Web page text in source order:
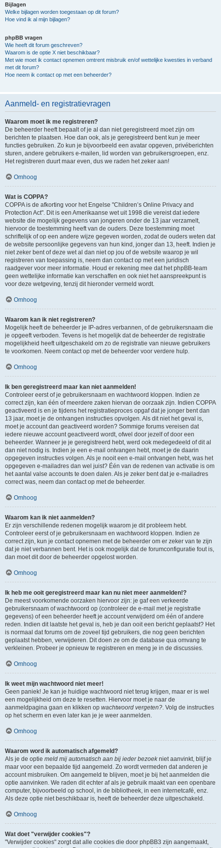
Bijlagen
Welke bijlagen worden toegestaan op dit forum?
Hoe vind ik al mijn bijlagen?
phpBB vragen
Wie heeft dit forum geschreven?
Waarom is de optie X niet beschikbaar?
Met wie moet ik contact opnemen omtrent misbruik en/of wettelijke kwesties in verband
met dit forum?
Hoe neem ik contact op met een beheerder?
Aanmeld- en registratievragen
Waarom moet ik me registreren?
De beheerder heeft bepaalt of je al dan niet geregistreerd moet zijn om
berichten te plaatsen. Hoe dan ook, als je geregistreerd bent kun je meer
functies gebruiken. Zo kun je bijvoorbeeld een avatar opgeven, privéberichten
sturen, andere gebruikers e-mailen, lid worden van gebruikersgroepen, enz.
Het registreren duurt maar even, dus we raden het zeker aan!
Omhoog
Wat is COPPA?
COPPA is de afkorting voor het Engelse "Children’s Online Privacy and
Protection Act". Dit is een Amerikaanse wet uit 1998 die vereist dat iedere
website die mogelijk gegevens van jongeren onder de 13 jaar verzamelt,
hiervoor de toestemming heeft van de ouders. Deze toestemming moet
schriftelijk of op een andere wijze gegeven worden, zodat de ouders weten dat
de website persoonlijke gegevens van hun kind, jonger dan 13, heeft. Indien je
niet zeker bent of deze wet al dan niet op jou of de website waarop je wil
registreren van toepassing is, neem dan contact op met een juridisch
raadgever voor meer informatie. Houd er rekening mee dat het phpBB-team
geen wettelijke informatie kan verschaffen en ook niet het aanspreekpunt is
voor deze wetgeving, tenzij dit hieronder vermeld wordt.
Omhoog
Waarom kan ik niet registreren?
Mogelijk heeft de beheerder je IP-adres verbannen, of de gebruikersnaam die
je opgeeft verboden. Tevens is het mogelijk dat de beheerder de registratie
mogelijkheid heeft uitgeschakeld om zo de registratie van nieuwe gebruikers
te voorkomen. Neem contact op met de beheerder voor verdere hulp.
Omhoog
Ik ben geregistreerd maar kan niet aanmelden!
Controleer eerst of je gebruikersnaam en wachtwoord kloppen. Indien ze
correct zijn, kan één of meerdere zaken hiervan de oorzaak zijn. Indien COPPA
geactiveerd is en je tijdens het registratieproces opgaf dat je jonger bent dan
13 jaar, moet je de ontvangen instructies opvolgen. Als dit niet het geval is,
moet je account dan geactiveerd worden? Sommige forums vereisen dat
iedere nieuwe account geactiveerd wordt, ofwel door jezelf of door een
beheerder. Wanneer je je geregistreerd hebt, werd ook medegedeeld of dit al
dan niet nodig is. Indien je een e-mail ontvangen hebt, moet je de daarin
opgegeven instructies volgen. Als je nooit een e-mail ontvangen hebt, was het
opgegeven e-mailadres dan wel juist? Één van de redenen van activatie is om
het aantal valse accounts te doen dalen. Als je zeker bent dat je e-mailadres
correct was, neem dan contact op met de beheerder.
Omhoog
Waarom kan ik niet aanmelden?
Er zijn verschillende redenen mogelijk waarom je dit probleem hebt.
Controleer eerst of je gebruikersnaam en wachtwoord kloppen. Indien ze
correct zijn, kun je contact opnemen met de beheerder om er zeker van te zijn
dat je niet verbannen bent. Het is ook mogelijk dat de forumconfiguratie fout is,
dan moet dit door de beheerder opgelost worden.
Omhoog
Ik heb me ooit geregistreerd maar kan nu niet meer aanmelden!?
De meest voorkomende oorzaken hiervoor zijn: je gaf een verkeerde
gebruikersnaam of wachtwoord op (controleer de e-mail met je registratie
gegevens) of een beheerder heeft je account verwijderd om één of andere
reden. Indien dit laatste het geval is, heb je dan ooit een bericht geplaatst? Het
is normaal dat forums om de zoveel tijd gebruikers, die nog geen berichten
geplaatst hebben, verwijderen. Dit doen ze om de database qua omvang te
verkleinen. Probeer je opnieuw te registreren en meng je in de discussies.
Omhoog
Ik weet mijn wachtwoord niet meer!
Geen paniek! Je kan je huidige wachtwoord niet terug krijgen, maar er is wel
een mogelijkheid om deze te resetten. Hiervoor moet je naar de
aanmeldpagina gaan en klikken op wachtwoord vergeten?. Volg de instructies
op het scherm en even later kan je je weer aanmelden.
Omhoog
Waarom word ik automatisch afgemeld?
Als je de optie meld mij automatisch aan bij ieder bezoekniet aanvinkt, blijf je
maar voor een bepaalde tijd aangemeld. Zo wordt vermeden dat anderen je
account misbruiken. Om aangemeld te blijven, moet je bij het aanmelden die
optie aanvinken. We raden dit echter af als je gebruik maakt van een openbare
computer, bijvoorbeeld op school, in de bibliotheek, in een internetcafé, enz.
Als deze optie niet beschikbaar is, heeft de beheerder deze uitgeschakeld.
Omhoog
Wat doet "verwijder cookies"?
"Verwijder cookies" zorgt dat alle cookies die door phpBB3 zijn aangemaakt,